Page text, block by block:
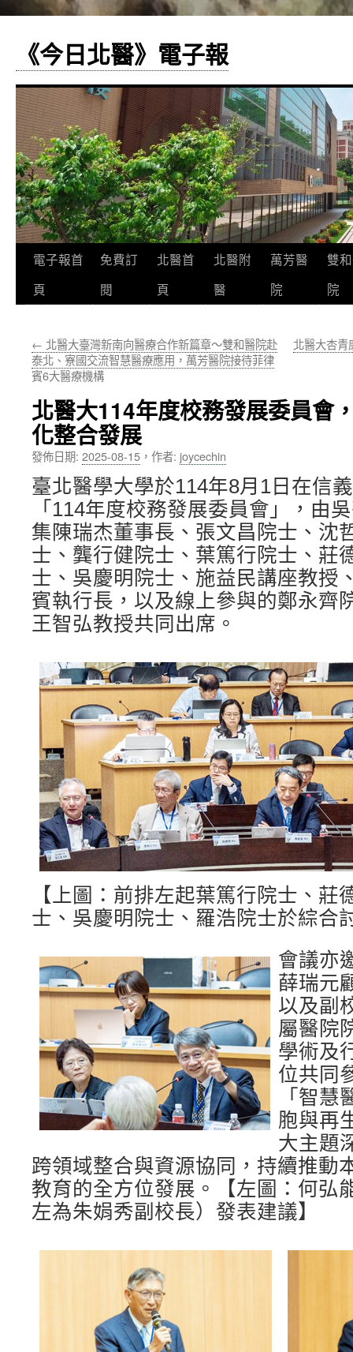
《今日北醫》電子報
跳
至
要
內
容
電子報首
頁
免費訂
閱
北醫首
頁
北醫附
醫
萬芳醫
院
雙
院
← 北醫大臺灣新南向醫療合作新篇章～雙和醫院赴
泰北、寮國交流智慧醫療應用，萬芳醫院接待菲律
賓6大醫療機構
北醫大杏青
北醫大114年度校務發展委員會
化整合發展
發佈日期: 2025-08-15 ， 作者: joycechin
臺北醫學大學於114年8月1日在信
「114年度校務發展委員會」，由
集陳瑞杰董事長、張文昌院士、沈
士、龔行健院士、葉篤行院士、莊
士、吳慶明院士、施益民講座教授
賓執行長，以及線上參與的鄭永齊
王智弘教授共同出席。
【上圖：前排左起葉篤行院士、莊
士、吳慶明院士、羅浩院士於綜合
會議亦
薛瑞元
以及副
屬醫院
學術及
位共同
「智慧
胞與再
大主題
跨領域整合與資源協同，持續推動
教育的全方位發展。【左圖：何弘
左為朱娟秀副校長）發表建議】